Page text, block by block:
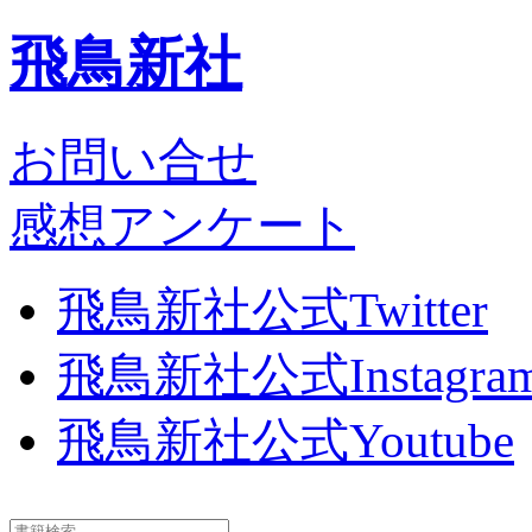
飛鳥新社
お問い合せ
感想アンケート
飛鳥新社公式Twitter
飛鳥新社公式
飛鳥新社公式Youtube